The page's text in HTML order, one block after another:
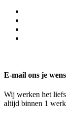
E-mail ons je
Wij werken het
altijd binnen 1